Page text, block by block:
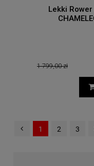
Lekki Rower
1 799,00 zł
1 2 3